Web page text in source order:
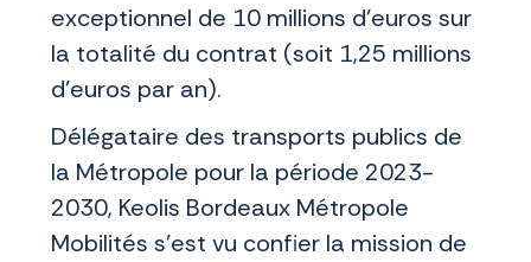
exceptionnel de 10 millions d’euros sur
la totalité du contrat (soit 1,25 millions
d’euros par an).
Délégataire des transports publics de
la Métropole pour la période 2023-
2030, Keolis Bordeaux Métropole
Mobilités s’est vu confier la mission de